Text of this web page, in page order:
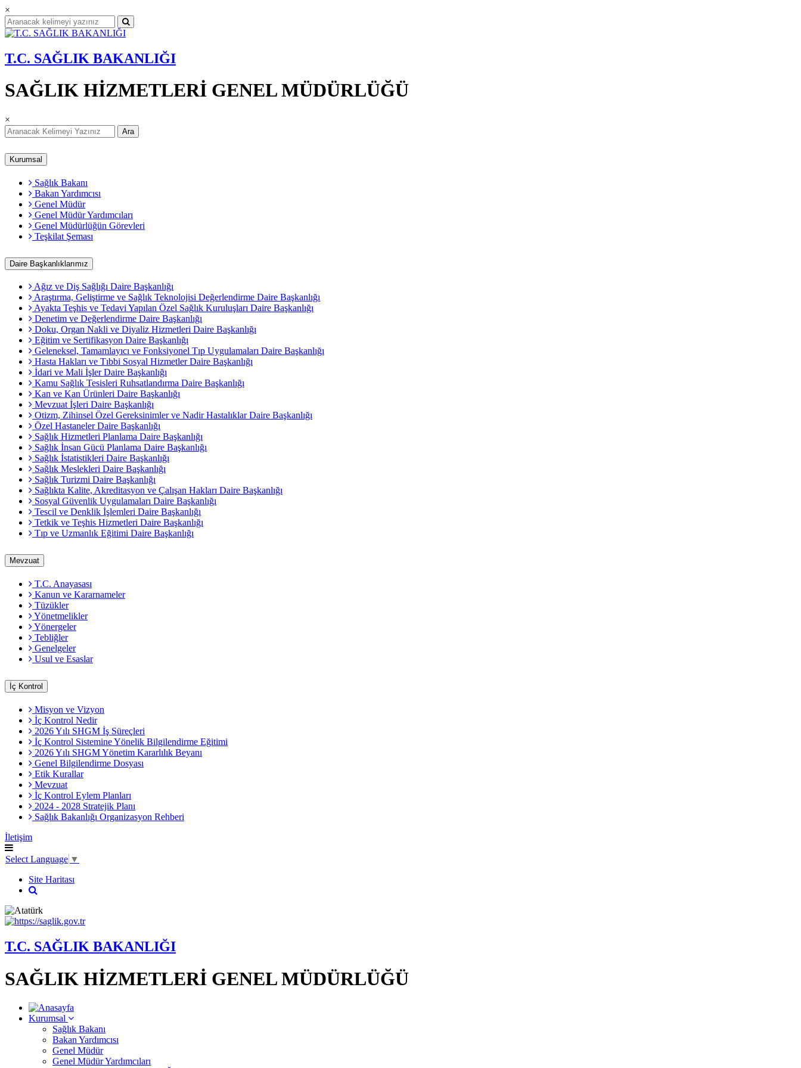
×
T.C. SAĞLIK BAKANLIĞI
SAĞLIK HİZMETLERİ GENEL MÜDÜRLÜĞÜ
×
Ara
Kurumsal
Sağlık Bakanı
Bakan Yardımcısı
Genel Müdür
Genel Müdür Yardımcıları
Genel Müdürlüğün Görevleri
Teşkilat Şeması
Daire Başkanlıklarımız
Ağız ve Diş Sağlığı Daire Başkanlığı
Araştırma, Geliştirme ve Sağlık Teknolojisi Değerlendirme Daire Başkanlığı
Ayakta Teşhis ve Tedavi Yapılan Özel Sağlık Kuruluşları Daire Başkanlığı
Denetim ve Değerlendirme Daire Başkanlığı
Doku, Organ Nakli ve Diyaliz Hizmetleri Daire Başkanlığı
Eğitim ve Sertifikasyon Daire Başkanlığı
Geleneksel, Tamamlayıcı ve Fonksiyonel Tıp Uygulamaları Daire Başkanlığı
Hasta Hakları ve Tıbbi Sosyal Hizmetler Daire Başkanlığı
İdari ve Mali İşler Daire Başkanlığı
Kamu Sağlık Tesisleri Ruhsatlandırma Daire Başkanlığı
Kan ve Kan Ürünleri Daire Başkanlığı
Mevzuat İşleri Daire Başkanlığı
Otizm, Zihinsel Özel Gereksinimler ve Nadir Hastalıklar Daire Başkanlığı
Özel Hastaneler Daire Başkanlığı
Sağlık Hizmetleri Planlama Daire Başkanlığı
Sağlık İnsan Gücü Planlama Daire Başkanlığı
Sağlık İstatistikleri Daire Başkanlığı
Sağlık Meslekleri Daire Başkanlığı
Sağlık Turizmi Daire Başkanlığı
Sağlıkta Kalite, Akreditasyon ve Çalışan Hakları Daire Başkanlığı
Sosyal Güvenlik Uygulamaları Daire Başkanlığı
Tescil ve Denklik İşlemleri Daire Başkanlığı
Tetkik ve Teşhis Hizmetleri Daire Başkanlığı
Tıp ve Uzmanlık Eğitimi Daire Başkanlığı
Mevzuat
T.C. Anayasası
Kanun ve Kararnameler
Tüzükler
Yönetmelikler
Yönergeler
Tebliğler
Genelgeler
Usul ve Esaslar
İç Kontrol
Misyon ve Vizyon
İç Kontrol Nedir
2026 Yılı SHGM İş Süreçleri
İç Kontrol Sistemine Yönelik Bilgilendirme Eğitimi
2026 Yılı SHGM Yönetim Kararlılık Beyanı
Genel Bilgilendirme Dosyası
Etik Kurallar
Mevzuat
İç Kontrol Eylem Planları
2024 - 2028 Stratejik Planı
Sağlık Bakanlığı Organizasyon Rehberi
İletişim
Select Language ▼
Site Haritası
T.C. SAĞLIK BAKANLIĞI
SAĞLIK HİZMETLERİ GENEL MÜDÜRLÜĞÜ
Kurumsal
Sağlık Bakanı
Bakan Yardımcısı
Genel Müdür
Genel Müdür Yardımcıları